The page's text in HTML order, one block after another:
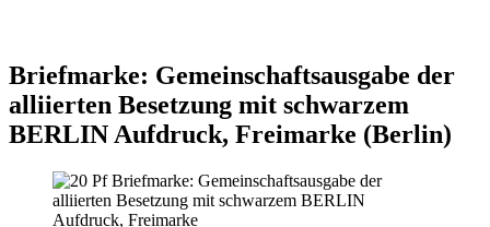
Briefmarke: Gemeinschaftsausgabe der
alliierten Besetzung mit schwarzem
BERLIN Aufdruck, Freimarke (Berlin)